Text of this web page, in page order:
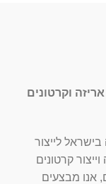
וקרטונים
לייצור
קרטונים
מרכזיים, אנו מבצעים